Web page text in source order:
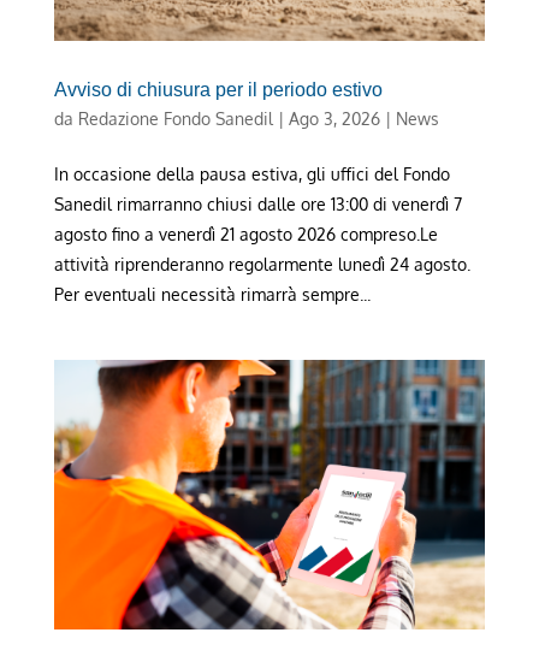
Avviso di chiusura per il periodo estivo
da Redazione Fondo Sanedil | Ago 3, 2026| News
In occasione della pausa estiva, gli uffici del Fondo
Sanedil rimarranno chiusi dalle ore 13:00 di venerdì 7
agosto fino a venerdì 21 agosto 2026 compreso.Le
attività riprenderanno regolarmente lunedì 24 agosto.
Per eventuali necessità rimarrà sempre...